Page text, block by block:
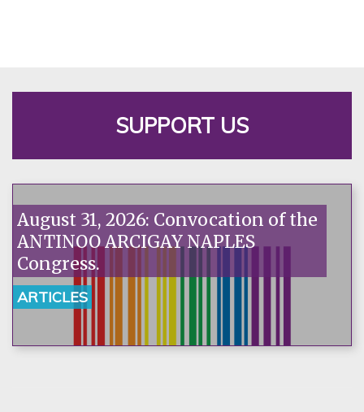
SUPPORT US
August 31, 2026: Convocation of the
ANTINOO ARCIGAY NAPLES
Congress.
ARTICLES